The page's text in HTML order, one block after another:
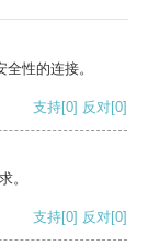
性的连接。
支持[0] 反对[0]
。
支持[0] 反对[0]